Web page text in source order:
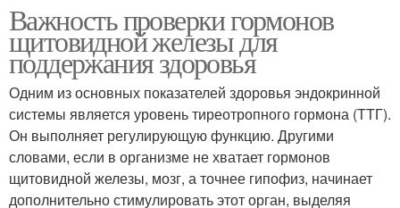
Важность проверки гормонов
щитовидной железы для
поддержания здоровья
Одним из основных показателей здоровья эндокринной
системы является уровень тиреотропного гормона (ТТГ).
Он выполняет регулирующую функцию. Другими
словами, если в организме не хватает гормонов
щитовидной железы, мозг, а точнее гипофиз, начинает
дополнительно стимулировать этот орган, выделяя